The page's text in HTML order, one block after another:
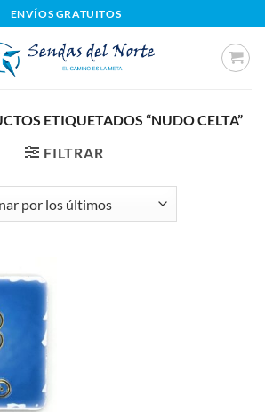
ENVÍOS GRATUITOS
ETIQUETADOS “NUDO CELTA”
FILTRAR